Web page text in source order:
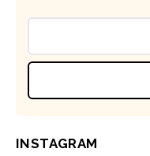
INSTAGRAM